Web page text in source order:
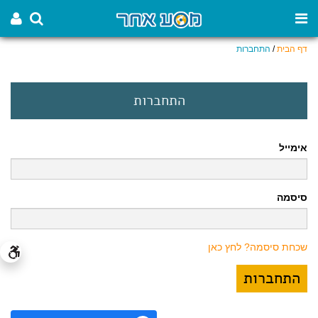
דף הבית/ התחברות
התחברות
אימייל
סיסמה
שכחת סיסמה? לחץ כאן